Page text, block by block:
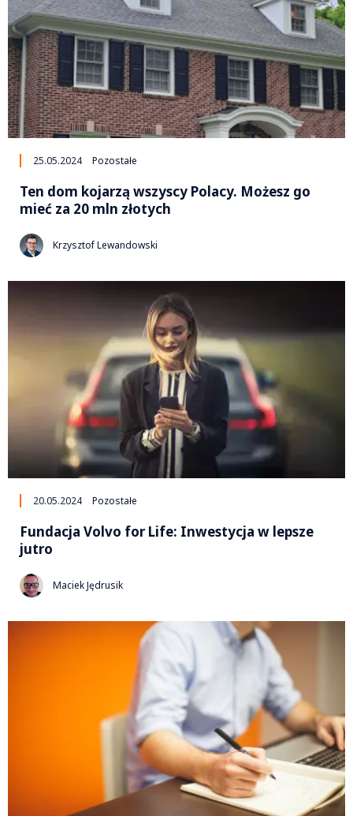
25.05.2024 Pozostałe
Ten dom kojarzą wszyscy Polacy. Możesz go
mieć za 20 mln złotych
Krzysztof Lewandowski
20.05.2024 Pozostałe
Fundacja Volvo for Life: Inwestycja w lepsze
jutro
Maciek Jędrusik